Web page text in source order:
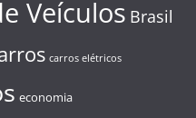
Veículos Brasil
carros elétricos
economia